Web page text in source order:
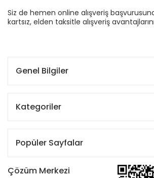
Siz de hemen online alışveriş
kartsız, elden taksitle alışveriş
Genel Bilgiler
Kategoriler
Popüler Sayfalar
Çözüm Merkezi